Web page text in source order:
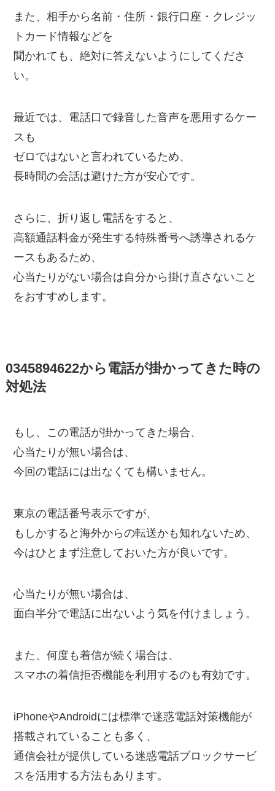
また、相手から名前・住所・銀行口座・クレジッ
トカード情報などを
聞かれても、絶対に答えないようにしてくださ
い。
最近では、電話口で録音した音声を悪用するケー
スも
ゼロではないと言われているため、
長時間の会話は避けた方が安心です。
さらに、折り返し電話をすると、
高額通話料金が発生する特殊番号へ誘導されるケ
ースもあるため、
心当たりがない場合は自分から掛け直さないこと
をおすすめします。
0345894622から電話が掛かってきた時の
対処法
もし、この電話が掛かってきた場合、
心当たりが無い場合は、
今回の電話には出なくても構いません。
東京の電話番号表示ですが、
もしかすると海外からの転送かも知れないため、
今はひとまず注意しておいた方が良いです。
心当たりが無い場合は、
面白半分で電話に出ないよう気を付けましょう。
また、何度も着信が続く場合は、
スマホの着信拒否機能を利用するのも有効です。
iPhoneやAndroidには標準で迷惑電話対策機能が
搭載されていることも多く、
通信会社が提供している迷惑電話ブロックサービ
スを活用する方法もあります。